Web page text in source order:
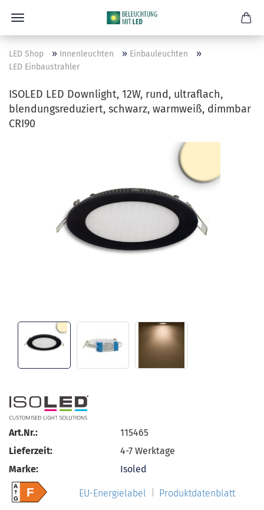
LED Shop » Innenleuchten » Einbauleuchten »
LED Einbaustrahler
ISOLED LED Downlight, 12W, rund, ultraflach,
blendungsreduziert, schwarz, warmweiß, dimmbar
CRI90
Art.Nr.:
115465
Lieferzeit:
4-7 Werktage
Marke:
Isoled
A
GF EU-Energielabel Produktdatenblatt